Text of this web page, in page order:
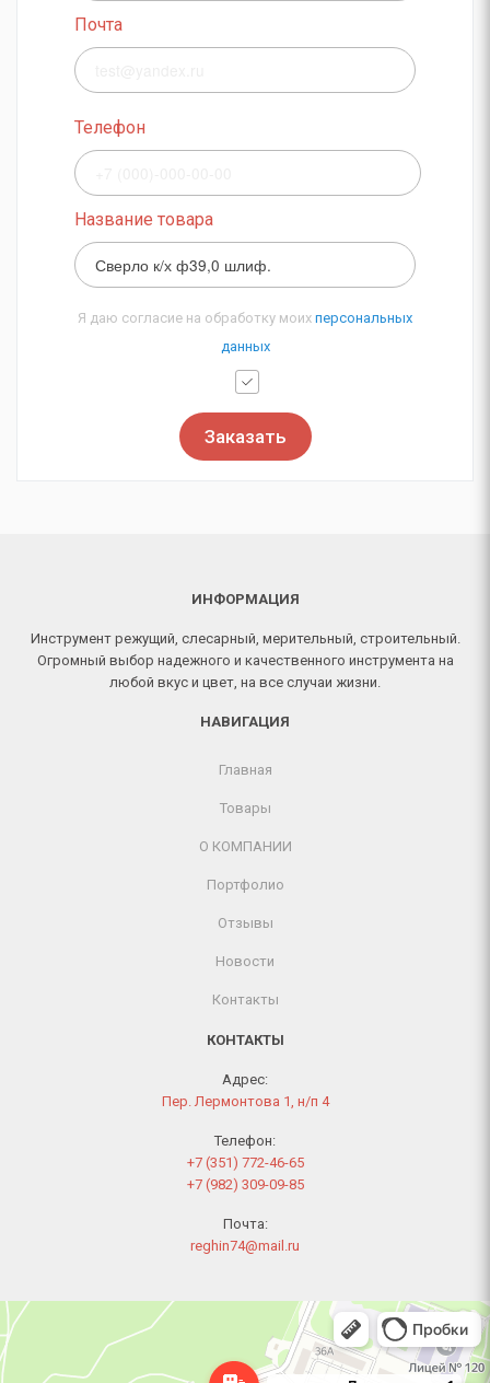
Почта
Телефон
Название товара
Я даю согласие на обработку моих персональных
данных
Заказать
ИНФОРМАЦИЯ
Инструмент режущий, слесарный, мерительный, строительный.
Огромный выбор надежного и качественного инструмента на
любой вкус и цвет, на все случаи жизни.
НАВИГАЦИЯ
Главная
Товары
О КОМПАНИИ
Портфолио
Отзывы
Новости
Контакты
КОНТАКТЫ
Адрес:
Пер. Лермонтова 1, н/п 4
Телефон:
+7 (351) 772-46-65
+7 (982) 309-09-85
Почта:
reghin74@mail.ru
Челябинск
Переулок Лермонтова, 1 — Яндекс Карты